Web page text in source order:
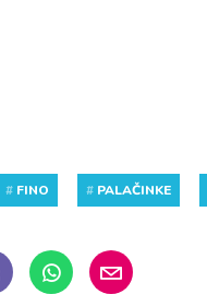
# FINO # PALAČINKE